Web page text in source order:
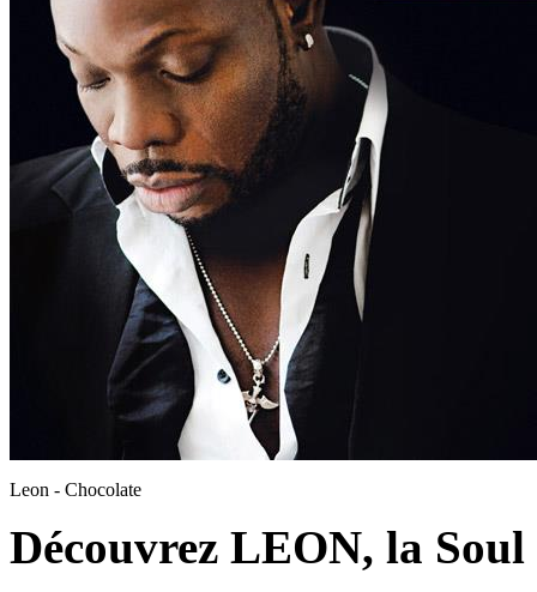
Leon - Chocolate
Découvrez LEON, la